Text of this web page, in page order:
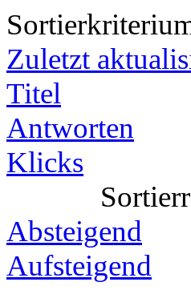
Zuletzt
Titel
Antworten
Klicks
Absteigend
Aufsteigend